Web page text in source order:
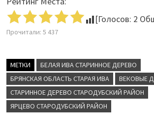
[Голосов: 2
Прочитали: 5 437
МЕТКИ
БЕЛАЯ ИВА СТАРИННОЕ ДЕРЕВО
БРЯНСКАЯ ОБЛАСТЬ СТАРАЯ ИВА
ВЕКОВЫЕ
СТАРИННОЕ ДЕРЕВО СТАРОДУБСКИЙ РАЙОН
ЯРЦЕВО СТАРОДУБСКИЙ РАЙОН